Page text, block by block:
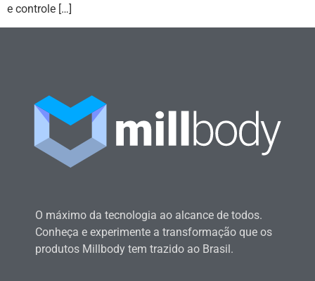
e controle […]
O máximo da tecnologia ao alcance de todos.
Conheça e experimente a transformação que os
produtos Millbody tem trazido ao Brasil.